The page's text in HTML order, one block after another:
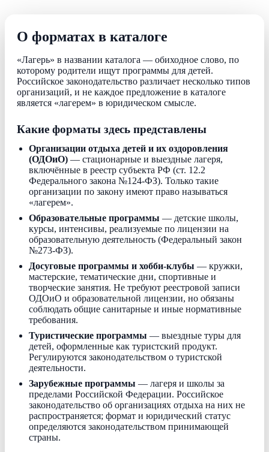
О форматах в каталоге
«Лагерь» в названии каталога — обиходное слово, по
которому родители ищут программы для детей.
Российское законодательство различает несколько типов
организаций, и не каждое предложение в каталоге
является «лагерем» в юридическом смысле.
Какие форматы здесь представлены
Организации отдыха детей и их оздоровления
(ОДОиО) — стационарные и выездные лагеря,
включённые в реестр субъекта РФ (ст. 12.2
Федерального закона №124-ФЗ). Только такие
организации по закону имеют право называться
«лагерем».
Образовательные программы — детские школы,
курсы, интенсивы, реализуемые по лицензии на
образовательную деятельность (Федеральный закон
№273-ФЗ).
Досуговые программы и хобби-клубы — кружки,
мастерские, тематические дни, спортивные и
творческие занятия. Не требуют реестровой записи
ОДОиО и образовательной лицензии, но обязаны
соблюдать общие санитарные и иные нормативные
требования.
Туристические программы — выездные туры для
детей, оформленные как туристский продукт.
Регулируются законодательством о туристской
деятельности.
Зарубежные программы — лагеря и школы за
пределами Российской Федерации. Российское
законодательство об организациях отдыха на них не
распространяется; формат и юридический статус
определяются законодательством принимающей
страны.